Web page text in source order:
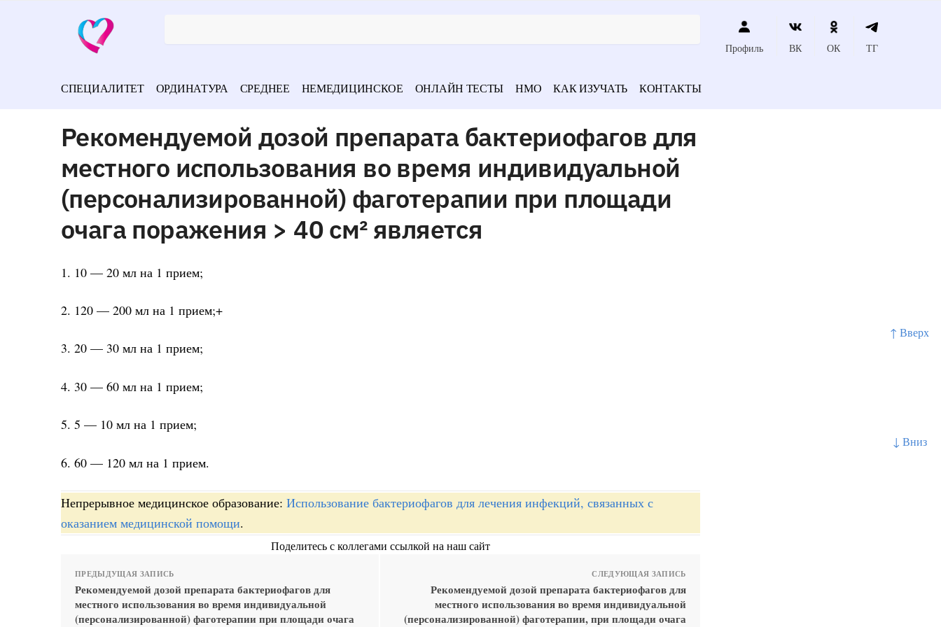
↑ Вверх
↓ Вниз
Профиль ВК ОК ТГ
СПЕЦИАЛИТЕТ ОРДИНАТУРА СРЕДНЕЕ НЕМЕДИЦИНСКОЕ ОНЛАЙН ТЕСТЫ НМО КАК ИЗУЧАТЬ КОНТАКТЫ
Рекомендуемой дозой препарата бактериофагов для
местного использования во время индивидуальной
(персонализированной) фаготерапии при площади
очага поражения > 40 см² является
1. 10 — 20 мл на 1 прием;
2. 120 — 200 мл на 1 прием;+
3. 20 — 30 мл на 1 прием;
4. 30 — 60 мл на 1 прием;
5. 5 — 10 мл на 1 прием;
6. 60 — 120 мл на 1 прием.
Непрерывное медицинское образование: Использование бактериофагов для лечения инфекций, связанных с
оказанием медицинской помощи.
Поделитесь с коллегами ссылкой на наш сайт
ПРЕДЫДУЩАЯ ЗАПИСЬ
Рекомендуемой дозой препарата бактериофагов для
местного использования во время индивидуальной
(персонализированной) фаготерапии при площади очага
СЛЕДУЮЩАЯ ЗАПИСЬ
Рекомендуемой дозой препарата бактериофагов для
местного использования во время индивидуальной
(персонализированной) фаготерапии, при площади очага